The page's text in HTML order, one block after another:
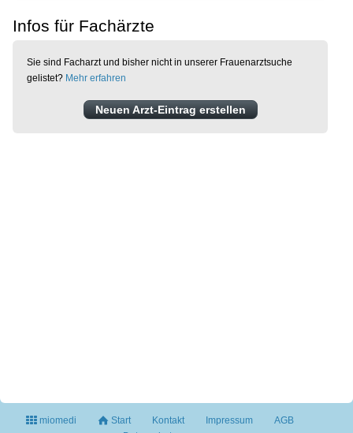
Infos für Fachärzte
Sie sind Facharzt und bisher nicht in unserer Frauenarztsuche
gelistet? Mehr erfahren
Neuen Arzt-Eintrag erstellen
miomedi Start Kontakt Impressum
AGB